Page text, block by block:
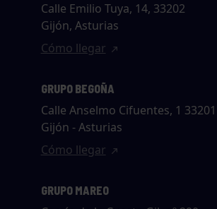
Calle Emilio Tuya, 14, 33202
Gijón, Asturias
Cómo llegar
GRUPO BEGOÑA
Calle Anselmo Cifuentes, 1 33201
Gijón - Asturias
Cómo llegar
GRUPO MAREO